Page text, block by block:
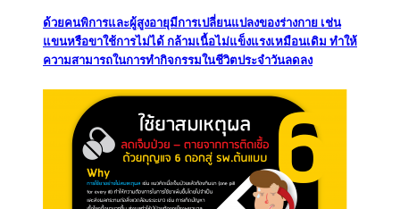
ด้วยคนพิการและผู้สูงอายุมีการเปลี่ยนแปลงของร่างกาย เช่น
แขนหรือขาใช้การไม่ได้ กล้ามเนื้อไม่แข็งแรงเหมือนเดิม ทำให้
ความสามารถในการทำกิจกรรมในชีวิตประจำวันลดลง